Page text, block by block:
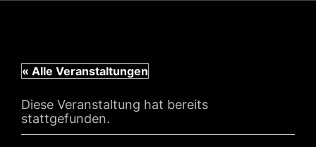
« Alle Veranstaltungen
Diese Veranstaltung hat bereits
stattgefunden.